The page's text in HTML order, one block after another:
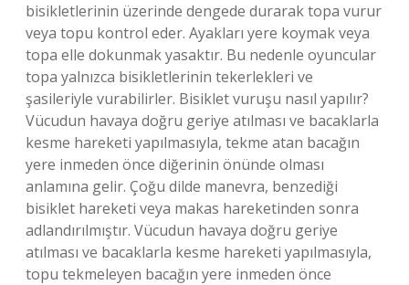
bisikletlerinin üzerinde dengede durarak topa vurur
veya topu kontrol eder. Ayakları yere koymak veya
topa elle dokunmak yasaktır. Bu nedenle oyuncular
topa yalnızca bisikletlerinin tekerlekleri ve
şasileriyle vurabilirler. Bisiklet vuruşu nasıl yapılır?
Vücudun havaya doğru geriye atılması ve bacaklarla
kesme hareketi yapılmasıyla, tekme atan bacağın
yere inmeden önce diğerinin önünde olması
anlamına gelir. Çoğu dilde manevra, benzediği
bisiklet hareketi veya makas hareketinden sonra
adlandırılmıştır. Vücudun havaya doğru geriye
atılması ve bacaklarla kesme hareketi yapılmasıyla,
topu tekmeleyen bacağın yere inmeden önce